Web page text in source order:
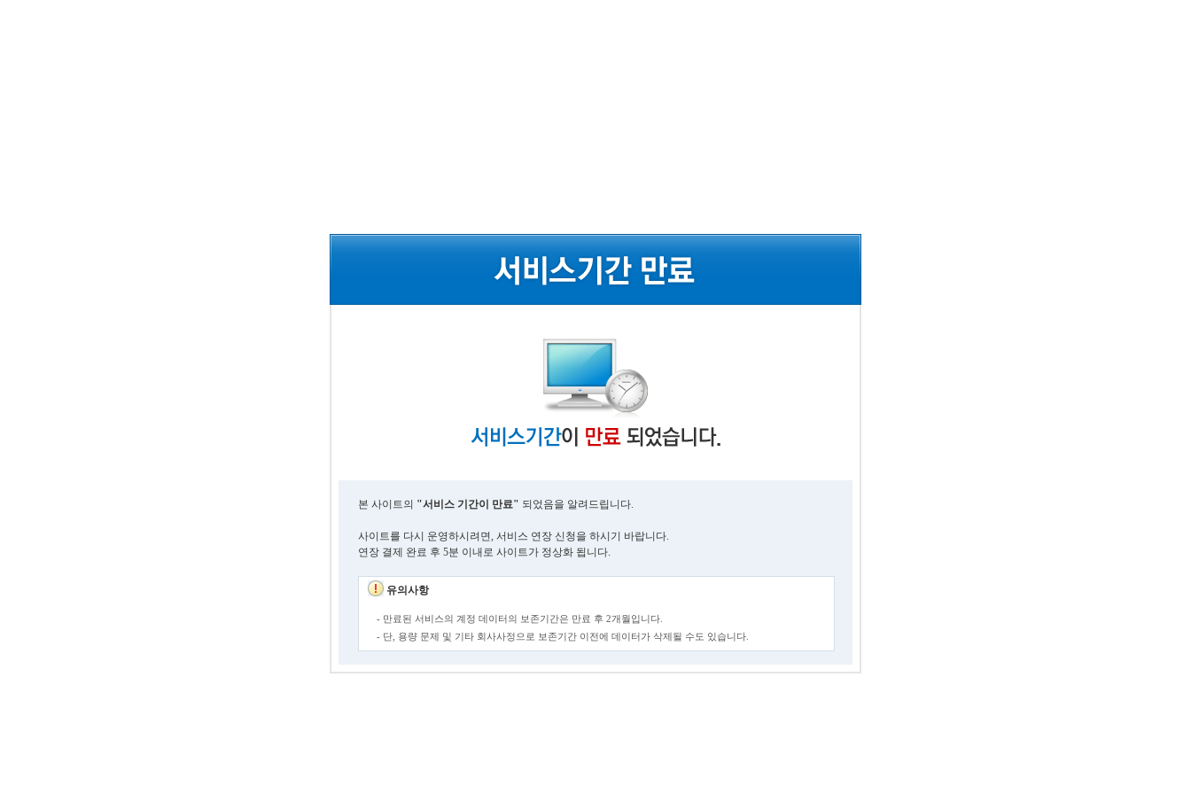
본 사이트의 "서비스 기간이 만료" 되었음을 알려드립니다.
사이트를 다시 운영하시려면, 서비스 연장 신청을 하시기 바랍니다.
연장 결제 완료 후 5분 이내로 사이트가 정상화 됩니다.
유의사항
- 만료된 서비스의 계정 데이터의 보존기간은 만료 후 2개월입니다.
- 단, 용량 문제 및 기타 회사사정으로 보존기간 이전에 데이터가 삭제될 수도 있습니다.